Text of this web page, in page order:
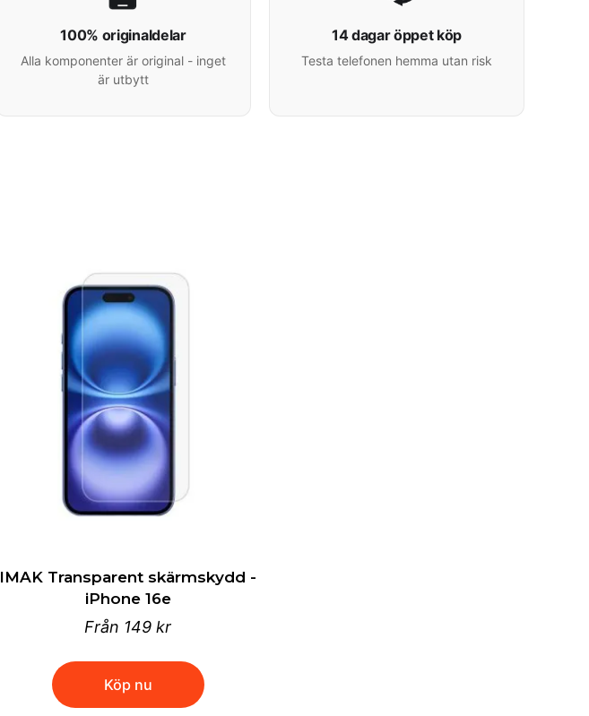
100% originaldelar
Alla komponenter är original - inget
är utbytt
14 dagar öppet köp
Testa telefonen hemma utan risk
IMAK Transparent skärmskydd -
iPhone 16e
Från 149 kr
Köp nu